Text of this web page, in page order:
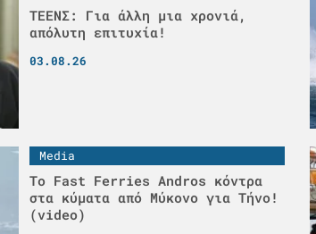
ΤΕΕΝΣ: Για άλλη μια χρονιά,
απόλυτη επιτυχία!
03.08.26
Media
Το Fast Ferries Andros κόντρα
στα κύματα από Μύκονο για Τήνο!
(video)